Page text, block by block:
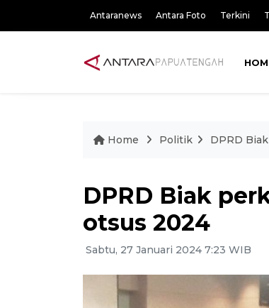
Antaranews Antara Foto Terkini
Home Politik DPRD
DPRD Biak
otsus 2024
Sabtu, 27 Januari 2024 7:23 WIB